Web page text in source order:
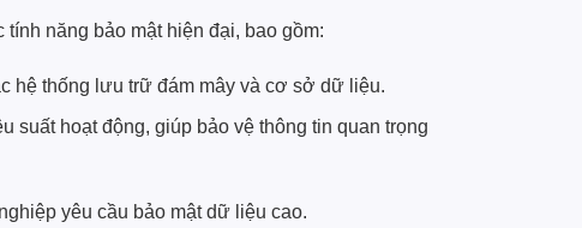
năng bảo mật hiện đại, bao gồm:
hệ thống lưu trữ đám mây và cơ sở dữ liệu.
hoạt động, giúp bảo vệ thông tin quan trọng
yêu cầu bảo mật dữ liệu cao.